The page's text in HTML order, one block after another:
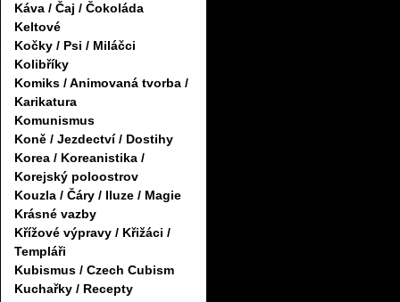
Káva / Čaj / Čokoláda
Keltové
Kočky / Psi / Miláčci
Kolibříky
Komiks / Animovaná tvorba /
Karikatura
Komunismus
Koně / Jezdectví / Dostihy
Korea / Koreanistika /
Korejský poloostrov
Kouzla / Čáry / Iluze / Magie
Krásné vazby
Křížové výpravy / Křižáci /
Templáři
Kubismus / Czech Cubism
Kuchařky / Recepty